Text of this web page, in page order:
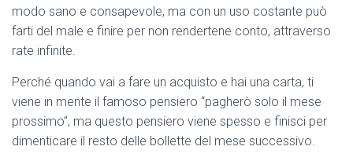
modo sano e consapevole, ma con un uso costante può
farti del male e finire per non rendertene conto, attraverso
rate infinite.
Perché quando vai a fare un acquisto e hai una carta, ti
viene in mente il famoso pensiero “pagherò solo il mese
prossimo”, ma questo pensiero viene spesso e finisci per
dimenticare il resto delle bollette del mese successivo.